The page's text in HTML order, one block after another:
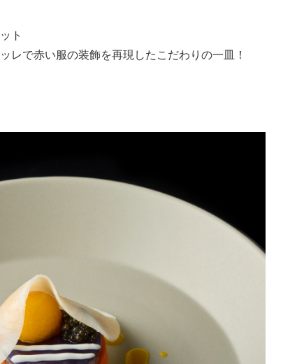
ト
レで赤い服の装飾を再現したこだわりの一皿！